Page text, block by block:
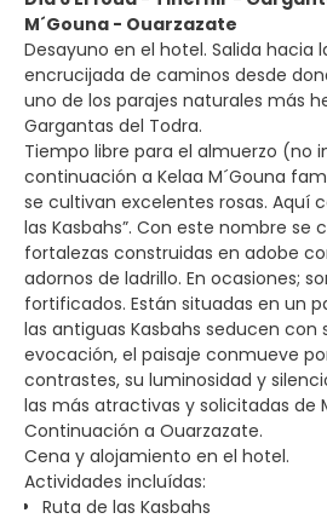
M´Gouna - Ouarzazate
Desayuno en el hotel. Salida hacia
encrucijada de caminos desde
uno de los parajes naturales más
Gargantas del Todra.
Tiempo libre para el almuerzo (no
continuación a Kelaa M´Gouna
se cultivan excelentes rosas. Aquí
las Kasbahs”. Con este nombre se
fortalezas construidas en adobe
adornos de ladrillo. En ocasiones;
fortificados. Están situadas en un
las antiguas Kasbahs seducen con
evocación, el paisaje conmueve
contrastes, su luminosidad y
las más atractivas y solicitadas de
Continuación a Ouarzazate.
Cena y alojamiento en el hotel.
Actividades incluídas:
Ruta de las Kasbahs